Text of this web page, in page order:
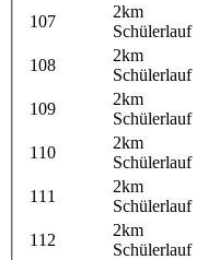
107
2km
Schülerlauf
108
2km
Schülerlauf
109
2km
Schülerlauf
110
2km
Schülerlauf
111
2km
Schülerlauf
112
2km
Schülerlauf